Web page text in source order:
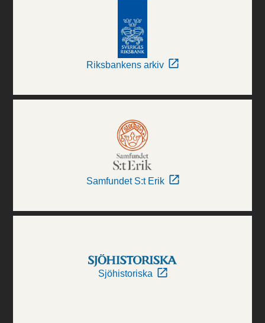
Riksbankens arkiv
Samfundet S:t Erik
Sjöhistoriska